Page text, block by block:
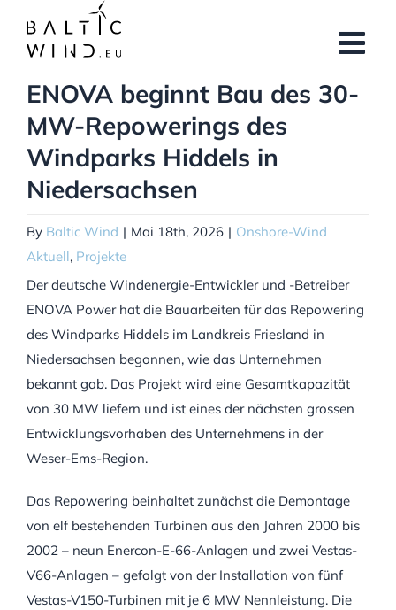
content
ENOVA beginnt Bau des 30-
MW-Repowerings des
Windparks Hiddels in
Niedersachsen
By Baltic Wind | Mai 18th, 2026 | Onshore-Wind
Aktuell, Projekte
Der deutsche Windenergie-Entwickler und -Betreiber
ENOVA Power hat die Bauarbeiten für das Repowering
des Windparks Hiddels im Landkreis Friesland in
Niedersachsen begonnen, wie das Unternehmen
bekannt gab. Das Projekt wird eine Gesamtkapazität
von 30 MW liefern und ist eines der nächsten grossen
Entwicklungsvorhaben des Unternehmens in der
Weser-Ems-Region.
Das Repowering beinhaltet zunächst die Demontage
von elf bestehenden Turbinen aus den Jahren 2000 bis
2002 – neun Enercon-E-66-Anlagen und zwei Vestas-
V66-Anlagen – gefolgt von der Installation von fünf
Vestas-V150-Turbinen mit je 6 MW Nennleistung. Die